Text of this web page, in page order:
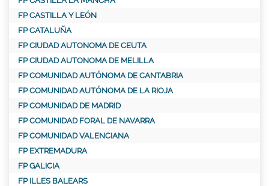
FP CASTILLA Y LEÓN
FP CATALUÑA
FP CIUDAD AUTONOMA DE CEUTA
FP CIUDAD AUTONOMA DE MELILLA
FP COMUNIDAD AUTÓNOMA DE CANTABRIA
FP COMUNIDAD AUTÓNOMA DE LA RIOJA
FP COMUNIDAD DE MADRID
FP COMUNIDAD FORAL DE NAVARRA
FP COMUNIDAD VALENCIANA
FP EXTREMADURA
FP GALICIA
FP ILLES BALEARS